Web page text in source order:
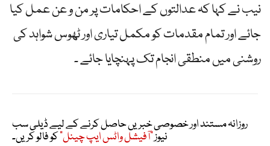
نیب نے کہا کہ عدالتوں کے احکامات پر من و عن عمل کیا
جائے اور تمام مقدمات کو مکمل تیاری اور ٹھوس شواہد کی
روشنی میں منطقی انجام تک پہنچایا جائے ۔
روزانہ مستند اور خصوصی خبریں حاصل کرنے کے لیے ڈیلی سب
نیوز"آفیشل واٹس ایپ چینل"کو فالو کریں۔